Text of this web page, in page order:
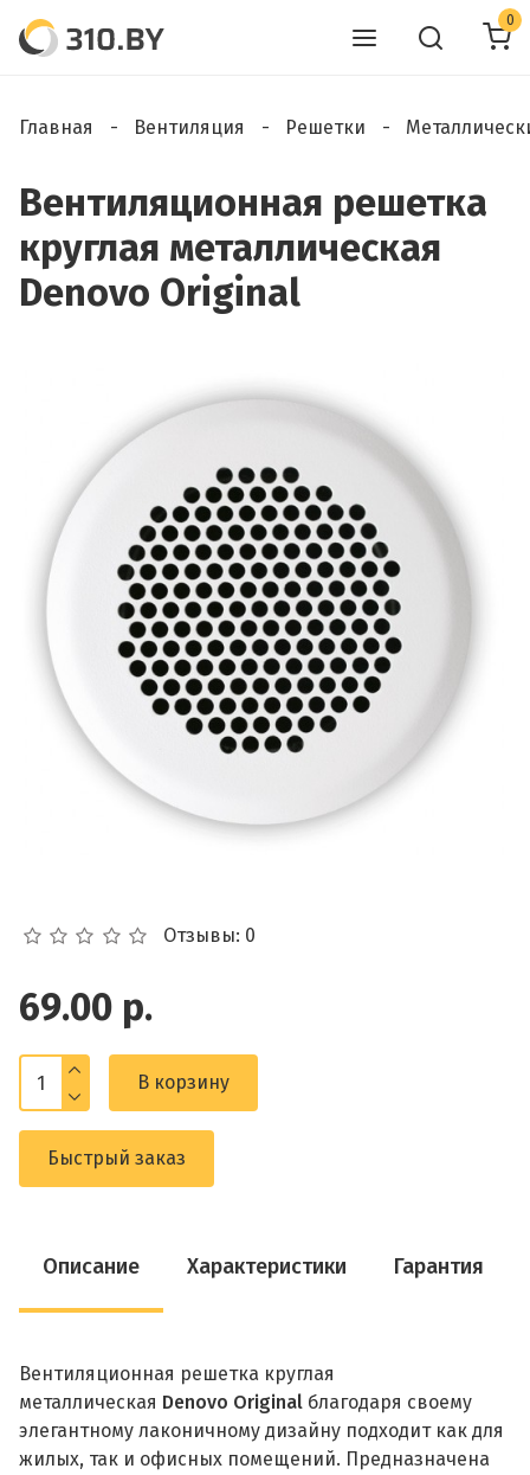
0
Главная Вентиляция Решетки
Вентиляционная решетка
круглая металлическая
Denovo Original
Отзывы: 0
69.00 р.
В корзину
Быстрый заказ
Описание Характеристики Гарантия
Вентиляционная решетка круглая
металлическая Denovo Original благодаря своему
элегантному лаконичному дизайну подходит как для
жилых, так и офисных помещений. Предназначена